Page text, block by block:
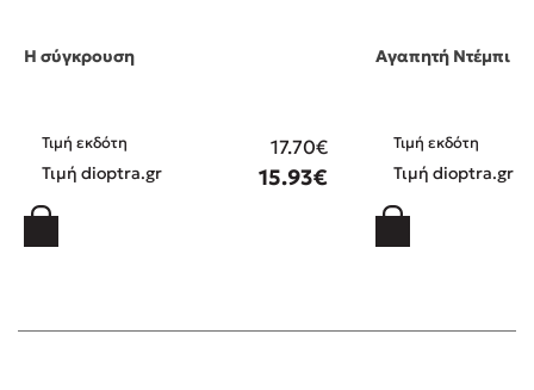
Η σύγκρουση
Τιμή εκδότη 17.70€
Τιμή dioptra.gr 15.93€
Αγαπητή Ντέμπι
Τιμή εκδότη
Τιμή dioptra.gr